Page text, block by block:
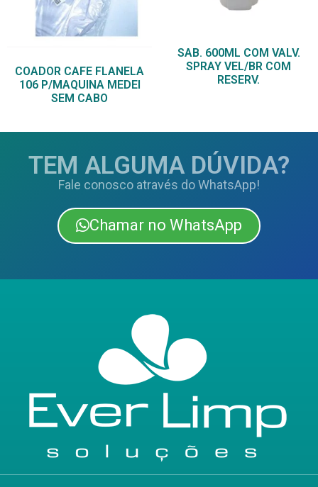
COADOR CAFE FLANELA
106 P/MAQUINA MEDEI
SEM CABO
SAB. 600ML COM VALV.
SPRAY VEL/BR COM
RESERV.
TEM ALGUMA DÚVIDA?
Fale conosco através do WhatsApp!
Chamar no WhatsApp